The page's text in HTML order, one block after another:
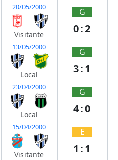
20/05/2000
Visitante
G
0:2
13/05/2000
Local
G
3:1
23/04/2000
Local
G
4:0
15/04/2000
Visitante
E
1:1